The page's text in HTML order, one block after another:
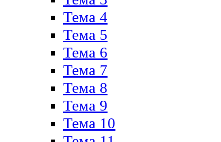
Тема 4
Тема 5
Тема 6
Тема 7
Тема 8
Тема 9
Тема 10